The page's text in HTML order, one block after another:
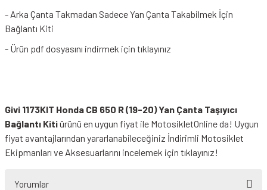
- Arka Çanta Takmadan Sadece Yan Çanta Takabilmek İçin
Bağlantı Kiti
- Ürün pdf dosyasını indirmek için tıklayınız
Givi 1173KIT Honda CB 650 R (19-20) Yan Çanta Taşıyıcı
Bağlantı Kitiürünü en uygun fiyat ile MotosikletOnline da! Uygun
fiyat avantajlarından yararlanabileceğiniz İndirimli Motosiklet
Ekipmanları ve Aksesuarlarını incelemek için tıklayınız!
Yorumlar